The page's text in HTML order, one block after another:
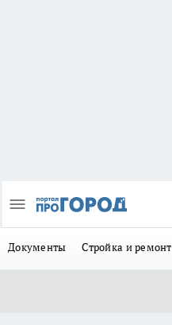
Документы Стройка и ремонт